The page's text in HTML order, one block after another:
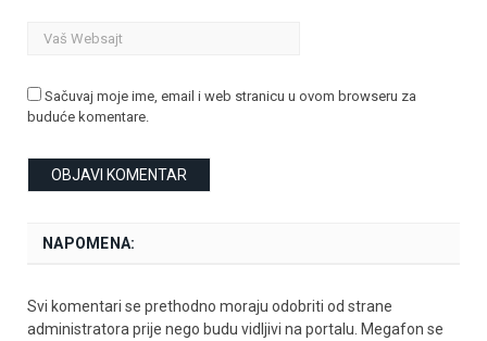
Sačuvaj moje ime, email i web stranicu u ovom browseru za
buduće komentare.
NAPOMENA:
Svi komentari se prethodno moraju odobriti od strane
administratora prije nego budu vidljivi na portalu. Megafon se